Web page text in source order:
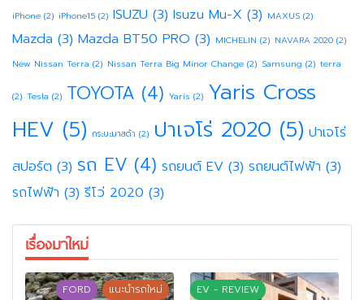
iPhone (2) iPhone15 (2) ISUZU (3) Isuzu Mu-X (3) MAXUS (2)
Mazda (3) Mazda BT50 PRO (3) MICHELIN (2) NAVARA 2020 (2)
New Nissan Terra (2) Nissan Terra Big Minor Change (2) Samsung (2) terra
(2) Tesla (2) TOYOTA (4) Yaris (2) Yaris Cross
HEV (5) กระบะมาสด้า (2) ปาเจโร่ 2020 (5) ปาเจโร่
สปอร์ต (3) รถ EV (4) รถยนต์ EV (3) รถยนต์ไฟฟ้า (3)
รถไฟฟ้า (3) รีโว่ 2020 (3)
เรื่องมาใหม่
FORD แนะนำรถใหม่ EV - REVIEW